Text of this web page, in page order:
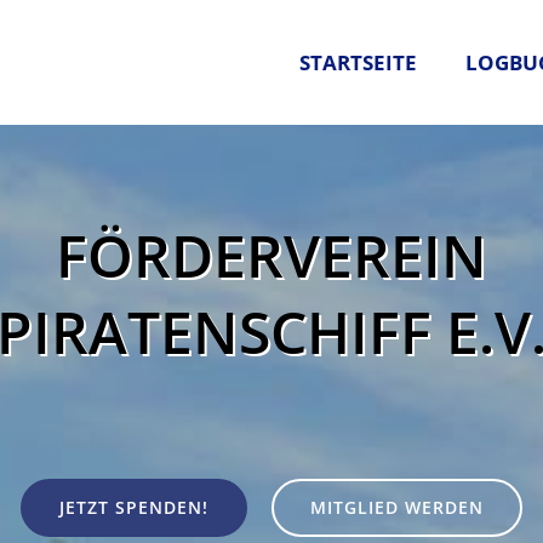
STARTSEITE
FÖRDERVEREIN
PIRATENSCHIFF
JETZT SPENDEN! MITGLIED WERDEN